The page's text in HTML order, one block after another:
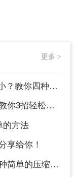
更多 >
种压缩方法！
轻松搞定！
的方法
享给你！
的压缩方法！